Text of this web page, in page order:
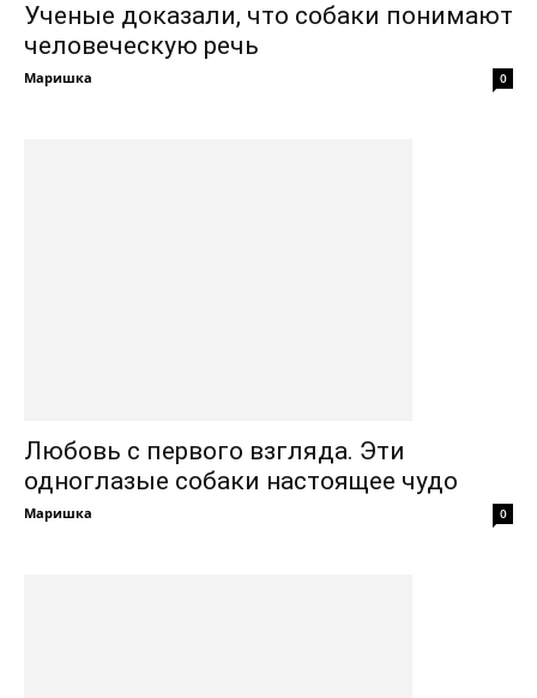
Ученые доказали, что собаки понимают
человеческую речь
Маришка 0
Любовь с первого взгляда. Эти
одноглазые собаки настоящее чудо
Маришка 0